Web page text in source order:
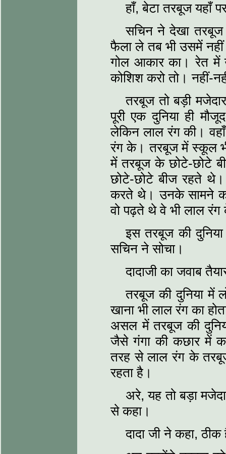
हाँ, बेटा तरबूज यहाँ
सचिन ने देखा तरबूज
फैला ले तब भी उसमें
गोल आकार का। रेत
कोशिश करो तो। नहीं-
तरबूज तो बड़ी
पूरी एक दुनिया ही
लेकिन लाल रंग की।
रंग के। तरबूज में स्कूल
में तरबूज के छोटे-छोटे
छोटे-छोटे बीज रहते
करते थे। उनके सामने का
वो पढ़ते थे वे भी लाल
इस तरबूज की
सचिन ने सोचा।
दादाजी का जवाब
तरबूज की दुनिया में
खाना भी लाल रंग का
असल में तरबूज की
जैसे गंगा की कछार में
तरह से लाल रंग के
रहता है।
अरे, यह तो बड़ा
से कहा।
दादा जी ने कहा,